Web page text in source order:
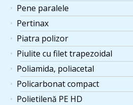
Pene paralele
Pertinax
Piatra polizor
Piulite cu filet trapezoidal
Poliamida, poliacetal
Policarbonat compact
Polietilenă PE HD